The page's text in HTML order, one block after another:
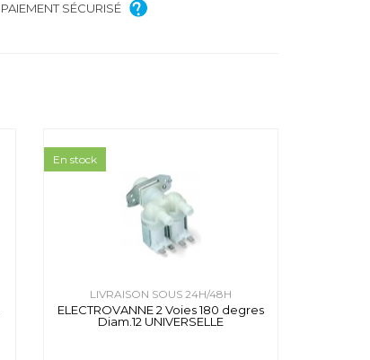
PAIEMENT SÉCURISÉ
LIVRAISON SOUS 24H/48H
ELECTROVANNE 2 Voies 180 degres
Diam.12 UNIVERSELLE
En stock